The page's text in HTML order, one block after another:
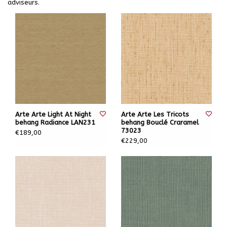
adviseurs.
Arte Arte Light At Night
behang Radiance LAN231
€189,00
Arte Arte Les Tricots
behang Bouclé Craramel
73023
€229,00